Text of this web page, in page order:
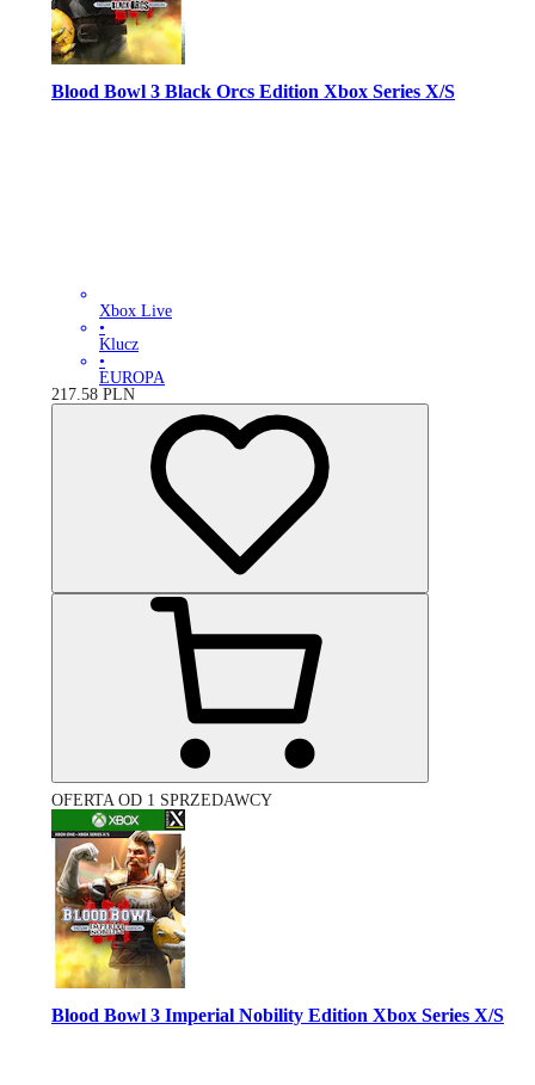
Blood Bowl 3 Black Orcs Edition Xbox Series X/S
Xbox Live
•
Klucz
•
EUROPA
217.58 PLN
OFERTA OD 1 SPRZEDAWCY
Blood Bowl 3 Imperial Nobility Edition Xbox Series X/S